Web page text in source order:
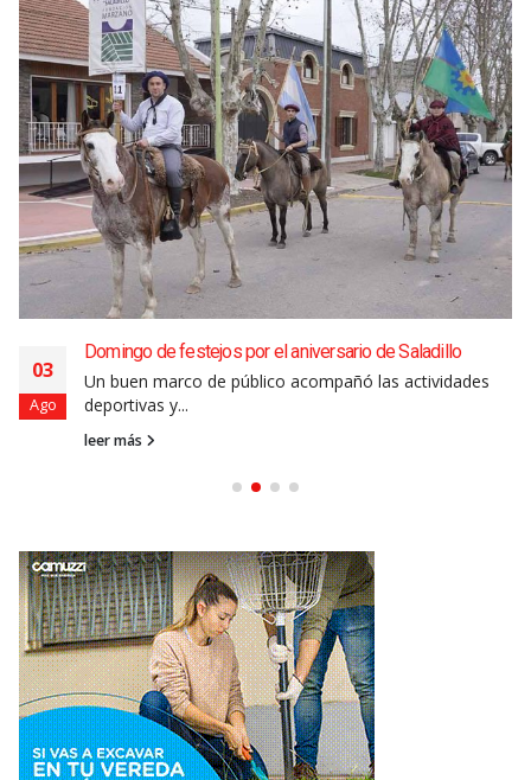
03
Ago
Domingo de festejos por el aniversario de Saladillo
Un buen marco de público acompañó las actividades
deportivas y...
leer más